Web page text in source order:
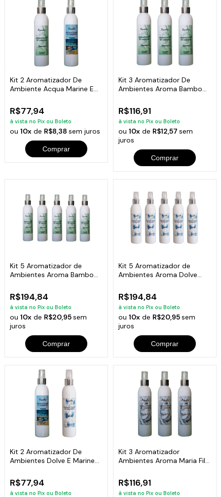
Kit 2 Aromatizador De
Ambiente Acqua Marine E
R$77,94
à vista no Pix ou Boleto
ou10x de R$8,38sem juros
Comprar
Kit 3 Aromatizador De
Ambientes Aroma Bamboo
R$116,91
à vista no Pix ou Boleto
ou 10xde R$12,57 sem
juros
Comprar
Kit 5 Aromatizador de
Ambientes Aroma Bamboo
R$194,84
à vista no Pix ou Boleto
ou10x de R$20,95sem
juros
Comprar
Kit 5 Aromatizador de
Ambientes Aroma Dolve
R$194,84
à vista no Pix ou Boleto
ou 10xde R$20,95sem
juros
Comprar
Kit 2 Aromatizador De
Ambientes Dolve E Marine
R$77,94
à vista no Pix ou Boleto
Kit 3 Aromatizador
Ambientes Aroma Maria Filo
R$116,91
à vista no Pix ou Boleto